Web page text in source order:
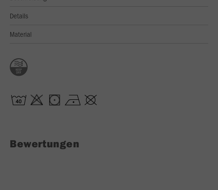
Details
Material
Bewertungen